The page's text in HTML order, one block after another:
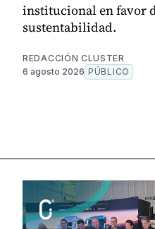
institucional en favor
sustentabilidad.
REDACCIÓN CLUSTER
6 agosto 2026 PÚBLICO